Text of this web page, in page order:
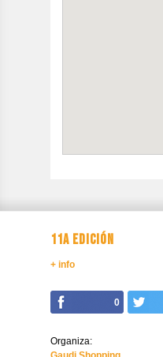
11A EDICIÓN
+ info
0
Organiza: